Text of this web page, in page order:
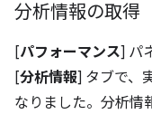
分析情報の取得
[パフォーマンス] パ
[分析情報] タブで、
なりました。分析情